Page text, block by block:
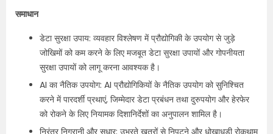
समाधान
डेटा सुरक्षा उपाय: व्यवहार विश्लेषण में प्रौद्योगिकी के उपयोग से जुड़े
जोखिमों को कम करने के लिए मजबूत डेटा सुरक्षा उपायों और गोपनीयता
सुरक्षा उपायों को लागू करना आवश्यक है।
AI का नैतिक उपयोग: AI प्रौद्योगिकियों के नैतिक उपयोग को सुनिश्चित
करने में पारदर्शी प्रथाएं, जिम्मेदार डेटा प्रबंधन तथा दुरुपयोग और हेरफेर
को रोकने के लिए नियामक दिशानिर्देशों का अनुपालन शामिल है।
निरंतर निगरानी और सुधार: उभरते खतरों से निपटने और धोखाधड़ी रोकथाम